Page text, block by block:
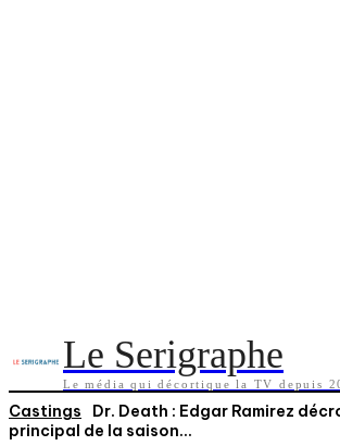
Le Serigraphe
Le média qui décortique la TV depuis
Castings
Dr. Death : Edgar Ramirez
principal de la saison...